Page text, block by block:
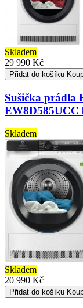
Skladem
29 990 Kč
Přidat do košíku
Sušička prádla
EW8D585UCC
Skladem
Skladem
20 990 Kč
Přidat do košíku